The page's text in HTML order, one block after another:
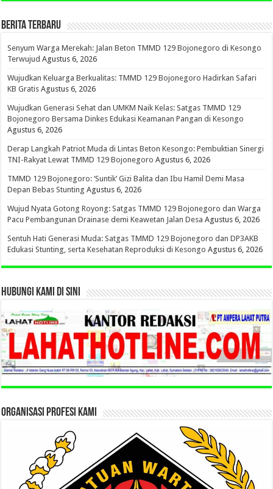
BERITA TERBARU
Senyum Warga Merekah: Jalan Beton TMMD 129 Bojonegoro di Kesongo
Terwujud Agustus 6, 2026
Wujudkan Keluarga Berkualitas: TMMD 129 Bojonegoro Hadirkan Safari
KB Gratis Agustus 6, 2026
Wujudkan Generasi Sehat dan UMKM Naik Kelas: Satgas TMMD 129
Bojonegoro Bersama Dinkes Edukasi Keamanan Pangan di Kesongo
Agustus 6, 2026
Derap Langkah Patriot Muda di Lintas Beton Kesongo: Pembuktian Sinergi
TNI-Rakyat Lewat TMMD 129 Bojonegoro Agustus 6, 2026
TMMD 129 Bojonegoro: ‘Suntik’ Gizi Balita dan Ibu Hamil Demi Masa
Depan Bebas Stunting Agustus 6, 2026
Wujud Nyata Gotong Royong: Satgas TMMD 129 Bojonegoro dan Warga
Pacu Pembangunan Drainase demi Keawetan Jalan Desa Agustus 6, 2026
Sentuh Hati Generasi Muda: Satgas TMMD 129 Bojonegoro dan DP3AKB
Edukasi Stunting, serta Kesehatan Reproduksi di Kesongo Agustus 6, 2026
HUBUNGI KAMI DI SINI
ORGANISASI PROFESI KAMI